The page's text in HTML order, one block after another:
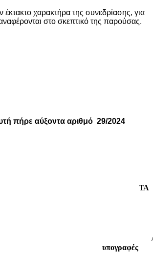
έκτακτο χαρακτήρα της συνεδρίασης, για
στο σκεπτικό της παρούσας.
πήρε αύξοντα αριθμό 29/2024
ΤΑ
υπογραφές